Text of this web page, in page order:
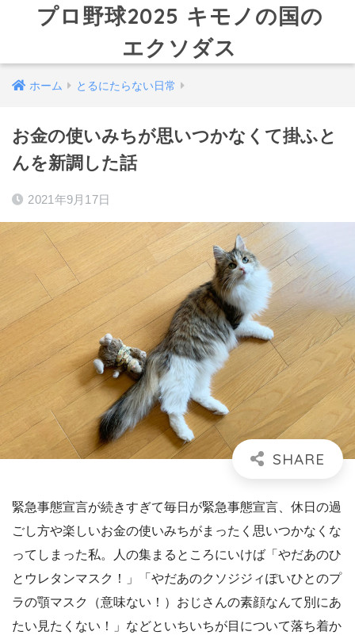
プロ野球2025 キモノの国の
エクソダス
ホーム とるにたらない日常
お金の使いみちが思いつかなくて掛ふと
んを新調した話
2021年9月17日
緊急事態宣言が続きすぎて毎日が緊急事態宣言、休日の過
ごし方や楽しいお金の使いみちがまったく思いつかなくな
ってしまった私。人の集まるところにいけば「やだあのひ
とウレタンマスク！」「やだあのクソジジィぽいひとのプ
ラの顎マスク（意味ない！）おじさんの素顔なんて別にあ
たい見たくない！」などといちいちが目について落ち着か